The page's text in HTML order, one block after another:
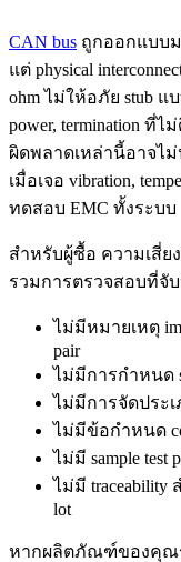
CAN bus ถูกออกแบบ
แต่ physical
ohm ไม่ให้อภัย stub แ
power, termination ที่ไ
ผิดพลาดเหล่านี้อาจไม่
เมื่อเจอ vibration,
ทดสอบ EMC ทั้งระบบ
สำหรับผู้ซื้อ ความเสี่ย
รวมการตรวจสอบที่จั
ไม่มีหมายเหตุ
pair
ไม่มีการกำหนด
ไม่มีการจัดประเ
ไม่มีข้อกำหนด
ไม่มี sample test
ไม่มี traceability
lot
หากผลิตภัณฑ์ของคุณรว